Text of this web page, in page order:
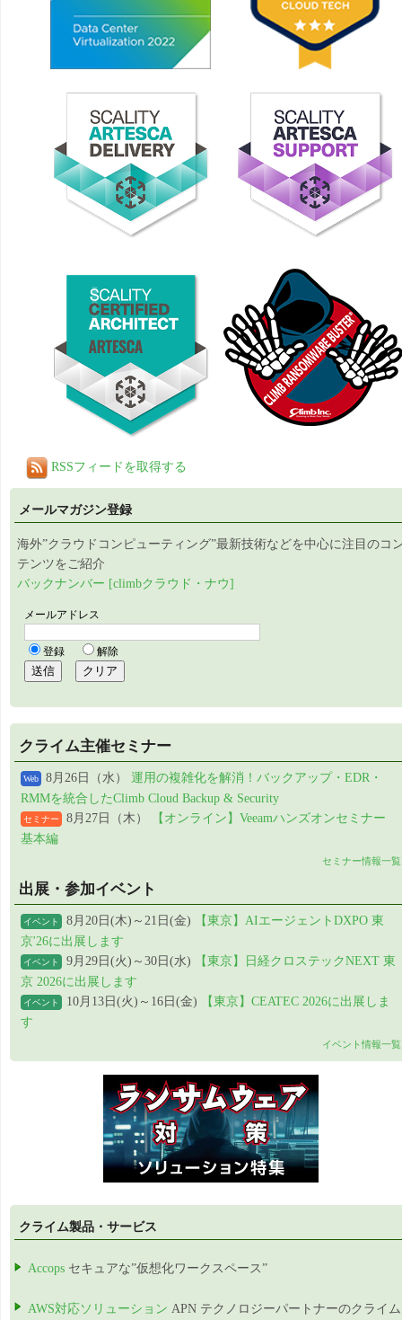
RSSフィードを取得する
メールマガジン登録
海外”クラウドコンピューティング”最新技術などを中心に注目のコ
テンツをご紹介
バックナンバー [climbクラウド・ナウ]
クライム主催セミナー
Web 8月26日（水） 運用の複雑化を解消！バックアップ・EDR・
RMMを統合したClimb Cloud Backup & Security
セミナー 8月27日（木）
【オンライン】Veeamハンズオンセミナー
基本編
セミナー情報一覧
出展・参加イベント
イベント 8月20日(木)～21日(金)
【東京】AIエージェントDXPO 東
京'26に出展します
イベント 9月29日(火)～30日(水)
【東京】日経クロステックNEXT 東
京 2026に出展します
イベント 10月13日(火)～16日(金)
【東京】CEATEC 2026に出展しま
す
イベント情報一覧
クライム製品・サービス
Accops セキュアな”仮想化ワークスペース”
AWS対応ソリューション APN テクノロジーパートナーのクライム